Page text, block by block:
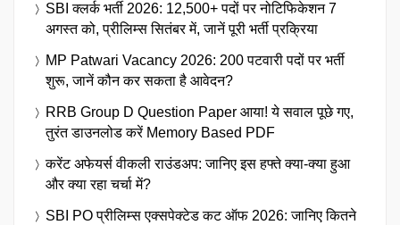
SBI क्लर्क भर्ती 2026: 12,500+ पदों पर नोटिफिकेशन 7
अगस्त को, प्रीलिम्स सितंबर में, जानें पूरी भर्ती प्रक्रिया
MP Patwari Vacancy 2026: 200 पटवारी पदों पर भर्ती
शुरू, जानें कौन कर सकता है आवेदन?
RRB Group D Question Paper आया! ये सवाल पूछे गए,
तुरंत डाउनलोड करें Memory Based PDF
करेंट अफेयर्स वीकली राउंडअप: जानिए इस हफ्ते क्या-क्या हुआ
और क्या रहा चर्चा में?
SBI PO प्रीलिम्स एक्सपेक्टेड कट ऑफ 2026: जानिए कितने